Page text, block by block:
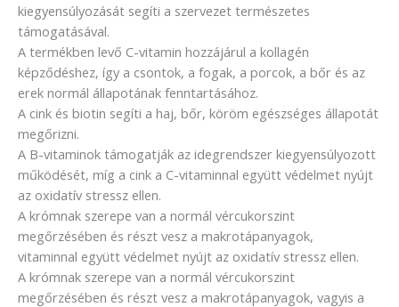
kiegyensúlyozását segíti a szervezet természetes
támogatásával.
A termékben levő C-vitamin hozzájárul a kollagén
képződéshez, így a csontok, a fogak, a porcok, a bőr és az
erek normál állapotának fenntartásához.
A cink és biotin segíti a haj, bőr, köröm egészséges állapotát
megőrizni.
A B-vitaminok támogatják az idegrendszer kiegyensúlyozott
működését, míg a cink a C-vitaminnal együtt védelmet nyújt
az oxidatív stressz ellen.
A krómnak szerepe van a normál vércukorszint
megőrzésében és részt vesz a makrotápanyagok,
vitaminnal együtt védelmet nyújt az oxidatív stressz ellen.
A krómnak szerepe van a normál vércukorszint
megőrzésében és részt vesz a makrotápanyagok, vagyis a